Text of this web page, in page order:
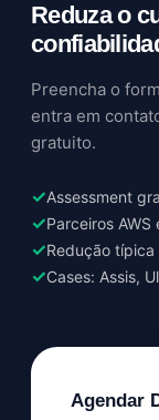
Reduza o
Preencha o
entra em
gratuito.
✓Assessment
✓Parceiros AWS
✓Redução
✓Cases: Assis,
Agendar